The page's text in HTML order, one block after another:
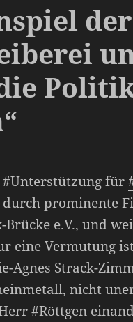
#Unterstützung für
durch prominente
e.V., und
eine Vermutung
Agnes Strack-
nicht
#Röttgen